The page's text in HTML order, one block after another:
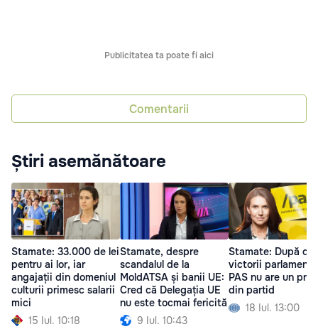
Publicitatea ta poate fi aici
Comentarii
Știri asemănătoare
Stamate: 33.000 de lei
pentru ai lor, iar
angajații din domeniul
culturii primesc salarii
mici
15 Iul. 10:18
Stamate, despre
scandalul de la
MoldATSA și banii UE:
Cred că Delegația UE
nu este tocmai fericită
9 Iul. 10:43
Stamate: După
victorii
PAS nu are un
din partid
18 Iul. 13:00